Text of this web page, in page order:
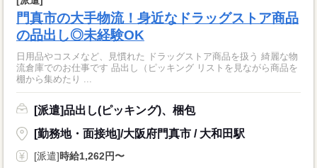
門真市の大手物流！身近なドラッグストア商品
の品出し◎未経験OK
日用品やコスメなど、見慣れた ドラッグストア商品を扱う 綺麗な物
流倉庫でのお仕事です 品出し（ピッキング リストを見ながら商品を
棚から集めたり ...
[派遣]品出し(ピッキング)、梱包
[勤務地・面接地]/大阪府門真市 / 大和田駅
[派遣]時給1,262円〜